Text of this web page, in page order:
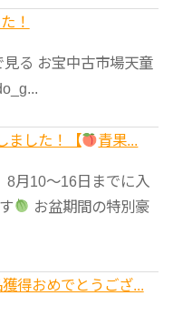
！
見る お宝中古市場天童
ました！【 青果...
8月10～16日までに入
お盆期間の特別豪
得おめでとうござ...